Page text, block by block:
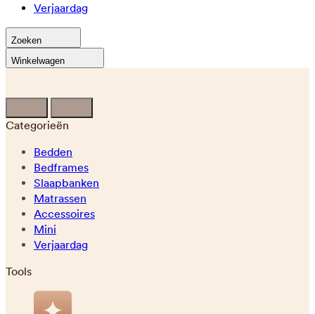
Verjaardag
Zoeken
Winkelwagen
Categorieën
Bedden
Bedframes
Slaapbanken
Matrassen
Accessoires
Mini
Verjaardag
Tools